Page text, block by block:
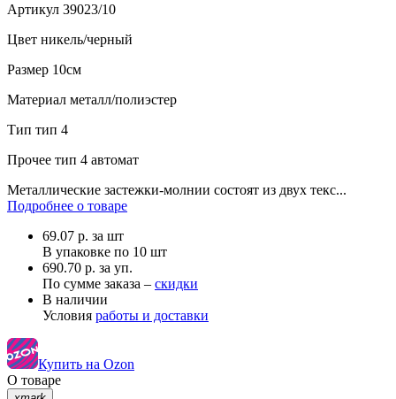
Артикул 39023/10
Цвет никель/черный
Размер 10см
Материал металл/полиэстер
Тип тип 4
Прочее тип 4 автомат
Металлические застежки-молнии состоят из двух текс...
Подробнее о товаре
69.07 р. за шт
В упаковке по 10 шт
690.70 р. за уп.
По сумме заказа – скидки
В наличии
Условия работы и доставки
Купить на Ozon
О товаре